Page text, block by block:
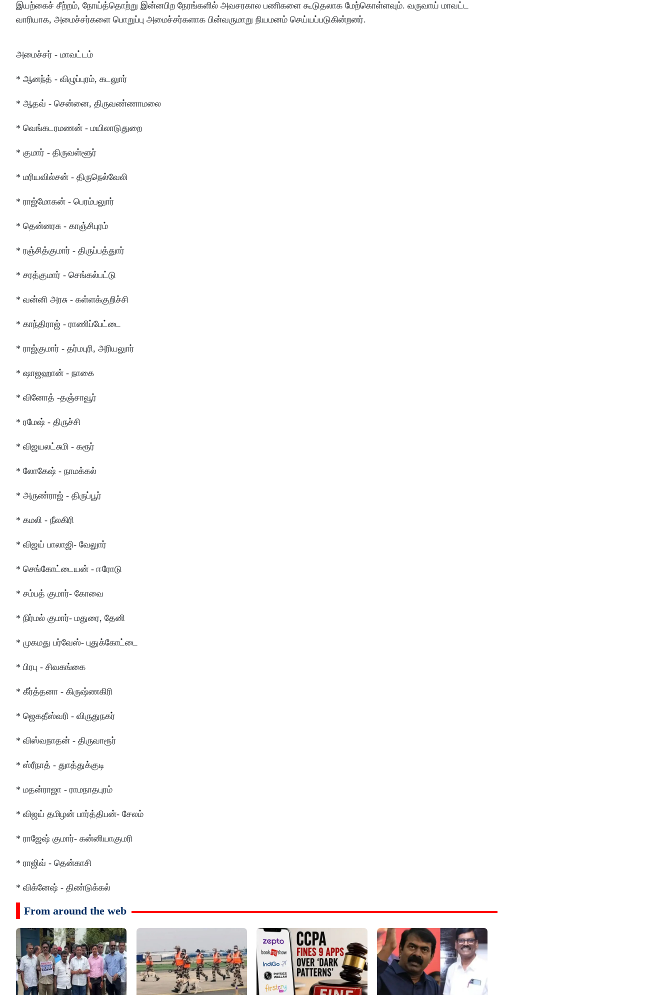
இயற்கைச் சீற்றம், நோய்த்தொற்று இன்னபிற நேரங்களில் அவசரகால பணிகளை கூடுதலாக மேற்கொள்ளவும். வருவாய் மாவட்ட
வாரியாக, அமைச்சர்களை பொறுப்பு அமைச்சர்களாக பின்வருமாறு நியமனம் செய்யப்படுகின்றனர்.
அமைச்சர் - மாவட்டம்
* ஆனந்த் - விழுப்புரம், கடலுார்
* ஆதவ் - சென்னை, திருவண்ணாமலை
* வெங்கடரமணன் - மயிலாடுதுறை
* குமார் - திருவள்ளூர்
* மரியவில்சன் - திருநெல்வேலி
* ராஜ்மோகன் - பெரம்பலுார்
* தென்னரசு - காஞ்சிபுரம்
* ரஞ்சித்குமார் - திருப்பத்துார்
* சரத்குமார் - செங்கல்பட்டு
* வன்னி அரசு - கள்ளக்குறிச்சி
* காந்திராஜ் - ராணிப்பேட்டை
* ராஜ்குமார் - தர்மபுரி, அரியலுார்
* ஷாஜஹான் - நாகை
* வினோத் -தஞ்சாவூர்
* ரமேஷ் - திருச்சி
* விஜயலட்சுமி - கரூர்
* லோகேஷ் - நாமக்கல்
* அருண்ராஜ் - திருப்பூர்
* கமலி - நீலகிரி
* விஜய் பாலாஜி- வேலுார்
* செங்கோட்டையன் - ஈரோடு
* சம்பத் குமார்- கோவை
* நிர்மல் குமார்- மதுரை, தேனி
* முகமது பர்வேஸ்- புதுக்கோட்டை
* பிரபு - சிவகங்கை
* கீர்த்தனா - கிருஷ்ணகிரி
* ஜெகதீஸ்வரி - விருதுநகர்
* விஸ்வநாதன் - திருவாரூர்
* ஸ்ரீநாத் - துாத்துக்குடி
* மதன்ராஜா - ராமநாதபுரம்
* விஜய் தமிழன் பார்த்திபன்- சேலம்
* ராஜேஷ் குமார்- கன்னியாகுமரி
* ராஜிவ் - தென்காசி
* விக்னேஷ் - திண்டுக்கல்
From around the web